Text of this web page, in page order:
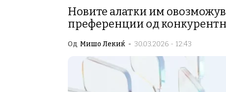
Новите алатки им
преференции од
Од Мишо Лекиќ - 30.03.2026 - 12:43